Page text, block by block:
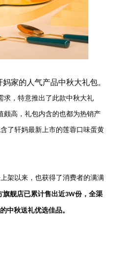
家的人气产品中秋大礼包。
求，特意推出了此款中秋大礼
颇高，礼包内含的也都为热销产
了轩妈最新上市的莲蓉口味蛋黄
上架以来，也获得了消费者的满满
旗舰店已累计售出近3W份，全渠
中秋送礼优选佳品。